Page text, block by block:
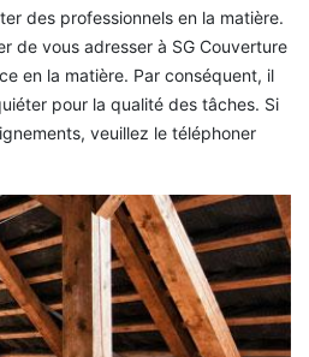
des professionnels en la matière.
de vous adresser à SG Couverture
en la matière. Par conséquent, il
pour la qualité des tâches. Si
veuillez le téléphoner